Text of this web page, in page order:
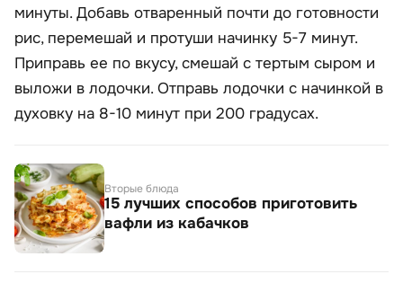
минуты. Добавь отваренный почти до готовности
рис, перемешай и протуши начинку 5-7 минут.
Приправь ее по вкусу, смешай с тертым сыром и
выложи в лодочки. Отправь лодочки с начинкой в
духовку на 8-10 минут при 200 градусах.
Вторые блюда
15 лучших способов приготовить
вафли из кабачков